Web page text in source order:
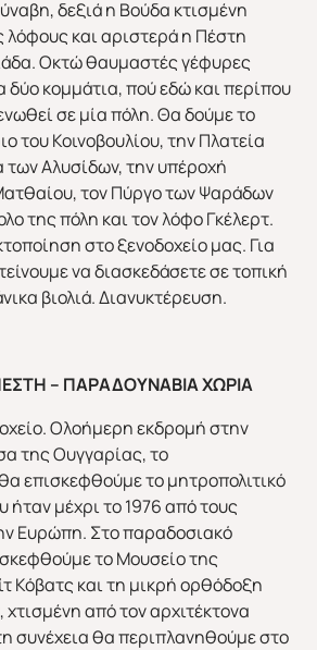
ΑΜΕΡΙΚΗ
ΑΦΡΙΚΗ
δεξιά η Βούδα κτισμένη
και αριστερά η Πέστη
Οκτώ θαυμαστές γέφυρες
δύο κομμάτια, πού εδώ και περίπου
σε μία πόλη. Θα δούμε το
του Κοινοβουλίου, την Πλατεία
Αλυσίδων, την υπέροχή
τον Πύργο των Ψαράδων
της πόλη και τον λόφο Γκέλερτ.
στο ξενοδοχείο μας. Για
να διασκεδάσετε σε τοπική
βιολιά. Διανυκτέρευση.
– ΠΑΡΑΔΟΥΝΑΒΙΑ ΧΩΡΙΑ
Ολοήμερη εκδρομή στην
της Ουγγαρίας, το
επισκεφθούμε το μητροπολιτικό
ήταν μέχρι το 1976 από τους
Ευρώπη. Στο παραδοσιακό
το Μουσείο της
Κόβατς και τη μικρή ορθόδοξη
χτισμένη από τον αρχιτέκτονα
συνέχεια θα περιπλανηθούμε στο